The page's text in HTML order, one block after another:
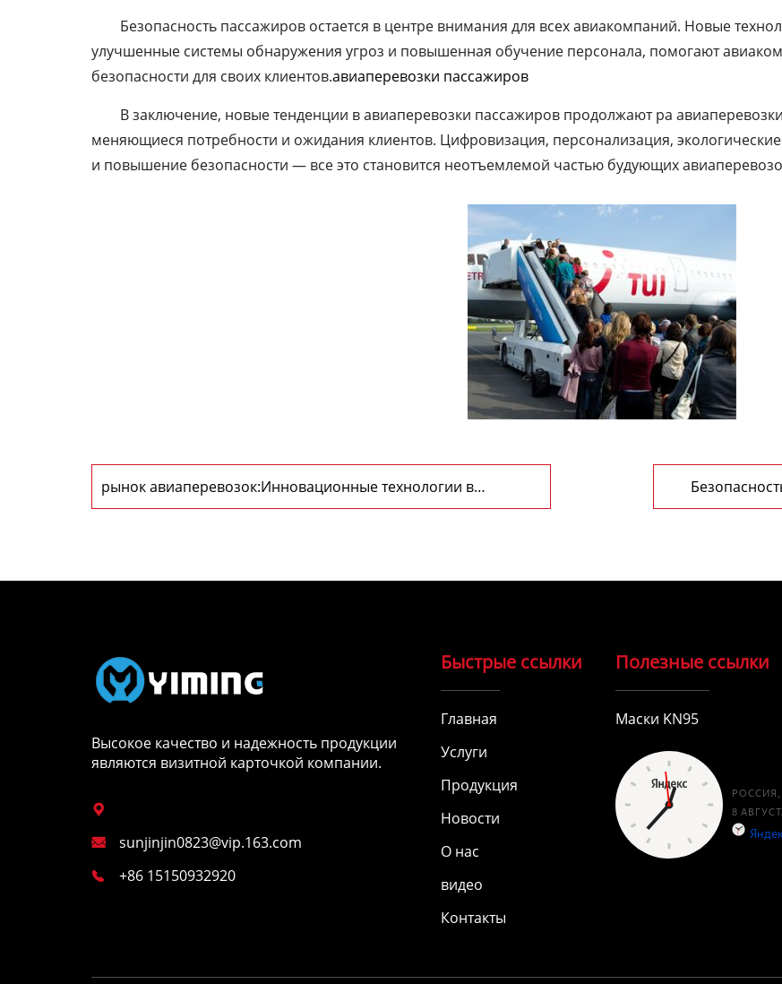
Безопасность пассажиров остается в центре внимания для всех авиакомпаний. Новые
улучшенные системы обнаружения угроз и повышенная обучение персонала, помогают
безопасности для своих клиентов.авиаперевозки пассажиров
В заключение, новые тенденции в авиаперевозки пассажиров продолжают ра
меняющиеся потребности и ожидания клиентов. Цифровизация, персонализация,
и повышение безопасности — все это становится неотъемлемой частью будующих
рынок авиаперевозок:Инновационные технологии в
авиаперевозках и их влияние на рынок
Высокое качество и надежность продукции
являются визитной карточкой компании.

 sunjinjin0823@vip.163.com
 +86 15150932920
Быстрые ссылки
Главная
Услуги
Продукция
Новости
О нас
видео
Контакты
Полезные ссылки
Маски KN95